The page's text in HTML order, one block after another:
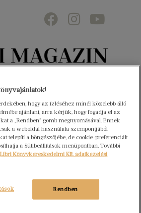
hogy az ízléséhez minél közelebb álló
ajánlani, arra kérjük, hogy fogadja el az
a „Rendben” gomb megnyomásával. Ennek
a weboldal használata szempontjából
telepíti a böngészőjébe, de cookie-preferenciáit
a Sütibeállítások menüpontban. További
Libri Könyvkereskedelmi Kft. adatkezelési
Rendben